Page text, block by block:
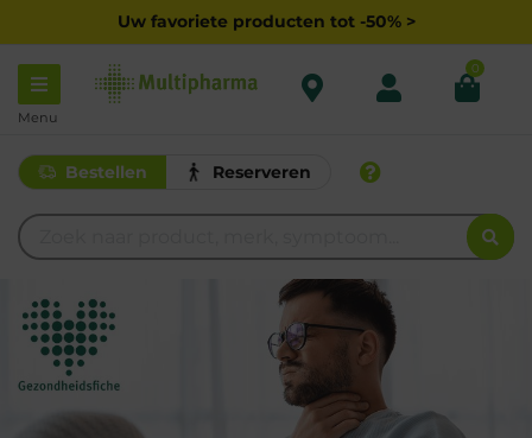
Uw favoriete producten tot -50% >
Menu
0
Bestellen Reserveren